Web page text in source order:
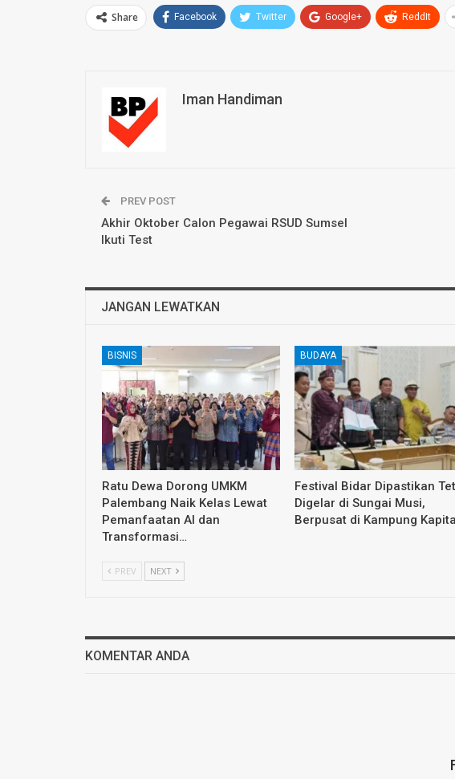
belum ada laporan…
Share Facebook Twitter Google+ ReddIt
Iman Handiman
PREV POST
Akhir Oktober Calon Pegawai RSUD Sumsel
Ikuti Test
JANGAN LEWATKAN
BISNIS
Ratu Dewa Dorong UMKM
Palembang Naik Kelas Lewat
Pemanfaatan AI dan
Transformasi…
BUDAYA
Festival Bidar Dipastikan
Digelar di Sungai Musi,
Berpusat di Kampung
PREV NEXT
KOMENTAR ANDA